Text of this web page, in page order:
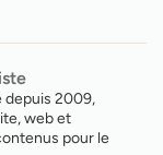
depuis 2009,
web et
pour le